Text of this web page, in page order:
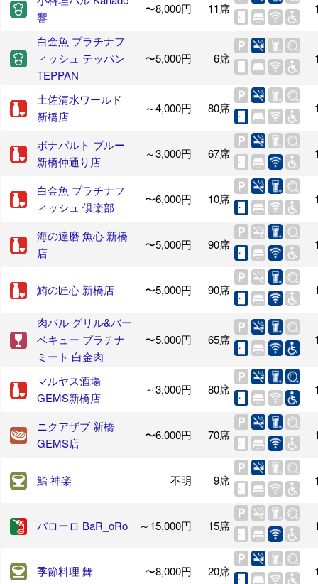
響
〜8,000円 11席
白金魚 プラチナフ
ィッシュ テッパン
TEPPAN
〜5,000円 6席
土佐清水ワールド
新橋店
～4,000円 80席
ボナパルト ブルー
新橋仲通り店
～3,000円 67席
白金魚 プラチナフ
ィッシュ 倶楽部
〜6,000円 10席
海の達磨 魚心 新橋
店
〜5,000円 90席
鮪の匠心 新橋店 〜5,000円 90席
肉バル グリル&バー
ベキュー プラチナ
ミート 白金肉
〜5,000円 65席
マルヤス酒場
GEMS新橋店
～3,000円 80席
ニクアザブ 新橋
GEMS店
〜6,000円 70席
鮨 神楽 不明 9席
バローロ BaR_oRo ～15,000円 15席
季節料理 舞 〜8,000円 20席